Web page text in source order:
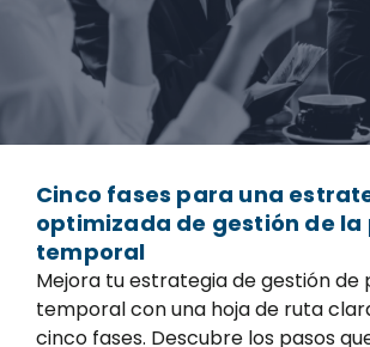
Cinco fases para una
optimizada de gestión de
temporal
Mejora tu estrategia de gestión de
temporal con una hoja de ruta
cinco fases. Descubre los pasos